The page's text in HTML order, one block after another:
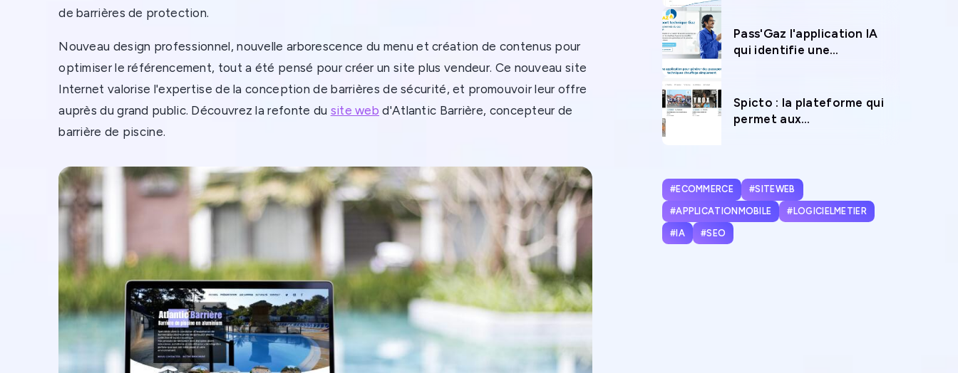
de barrières de protection.
Nouveau design professionnel, nouvelle arborescence du menu et création de contenus pour
optimiser le référencement, tout a été pensé pour créer un site plus vendeur. Ce nouveau site
Internet valorise l'expertise de la conception de barrières de sécurité, et promouvoir leur offre
auprès du grand public. Découvrez la refonte du site web d'Atlantic Barrière, concepteur de
barrière de piscine.
entreprise
Pass'Gaz l'application IA
qui identifie une
Spicto : la plateforme qui
permet aux
#ECOMMERCE #SITEWEB
#APPLICATIONMOBILE #LOGICIELMETIER
#IA #SEO